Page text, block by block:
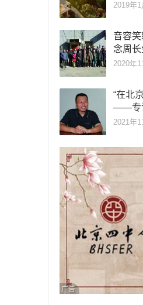
2019年1
音容
念周
2020年
“在北
——专
2021年
广告